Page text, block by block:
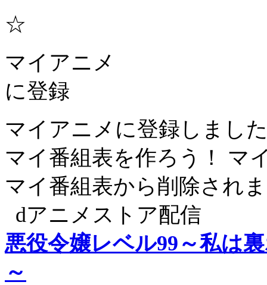
☆
マイアニメ
に登録
マイアニメに登録しまし
マイ番組表を作ろう！
マ
マイ番組表から削除され
dアニメストア配信
悪役令嬢レベル99～私は
～